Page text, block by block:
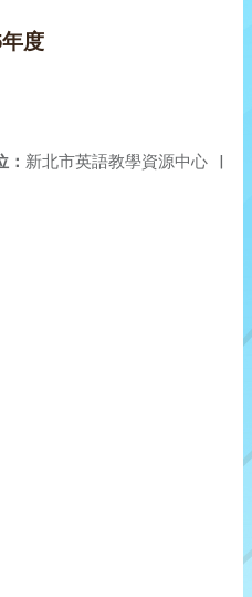
度
： 新北市英語教學資源中心 |